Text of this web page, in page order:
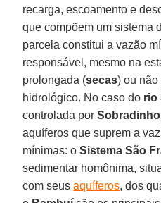
recarga, escoamento e
que compõem um sistema
parcela constitui a vazão
responsável, mesmo na
prolongada (secas) ou
hidrológico. No caso do rio
controlada porSobradinho
aquíferos que suprem a
mínimas: oSistema São
sedimentar homônima,
com seusaquíferos, dos